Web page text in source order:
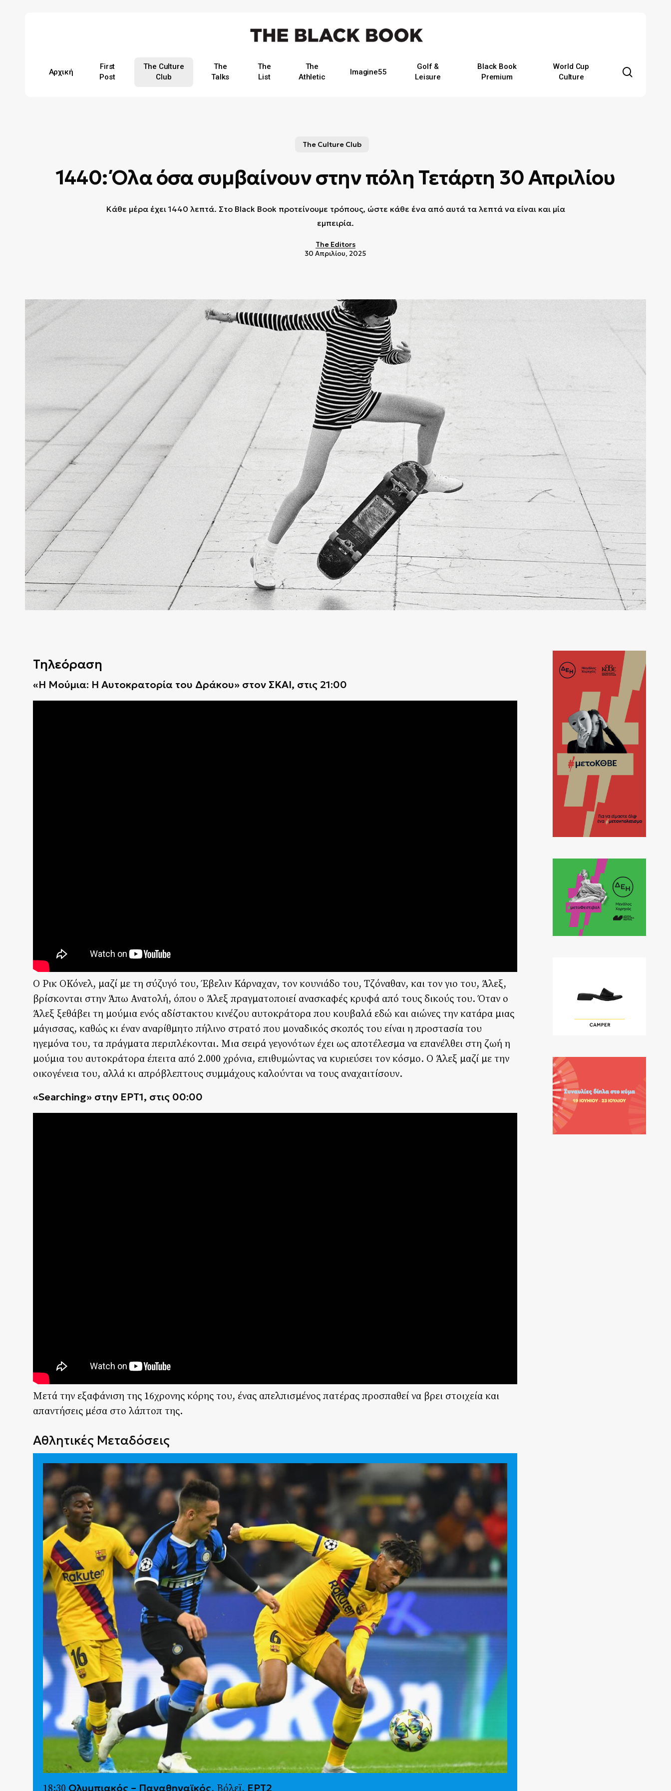
Αρχική
First
Post
The Culture
Club
The
Talks
The
List
The
Athletic
Imagine55
Golf &
Leisure
Black Book
Premium
World Cup
Culture
The Culture Club
1440: Όλα όσα συμβαίνουν στην πόλη Τετάρτη 30 Απριλίου
Κάθε μέρα έχει 1440 λεπτά. Στο Black Book προτείνουμε τρόπους, ώστε κάθε ένα από αυτά τα λεπτά να είναι και μία
εμπειρία.
The Editors
30 Απριλίου, 2025
Τηλεόραση
«Η Μούμια: Η Αυτοκρατορία του Δράκου» στον ΣΚΑΙ, στις 21:00
Ο Ρικ ΟΚόνελ, μαζί με τη σύζυγό του, Έβελιν Κάρναχαν, τον κουνιάδο του, Τζόναθαν, και τον γιο του, Άλεξ,
βρίσκονται στην Άπω Ανατολή, όπου ο Άλεξ πραγματοποιεί ανασκαφές κρυφά από τους δικούς του. Όταν ο
Άλεξ ξεθάβει τη μούμια ενός αδίστακτου κινέζου αυτοκράτορα που κουβαλά εδώ και αιώνες την κατάρα μιας
μάγισσας, καθώς κι έναν αναρίθμητο πήλινο στρατό που μοναδικός σκοπός του είναι η προστασία του
ηγεμόνα του, τα πράγματα περιπλέκονται. Μια σειρά γεγονότων έχει ως αποτέλεσμα να επανέλθει στη ζωή η
μούμια του αυτοκράτορα έπειτα από 2.000 χρόνια, επιθυμώντας να κυριεύσει τον κόσμο. Ο Άλεξ μαζί με την
οικογένεια του, αλλά κι απρόβλεπτους συμμάχους καλούνται να τους αναχαιτίσουν.
«Searching» στην ΕΡΤ1, στις 00:00
Μετά την εξαφάνιση της 16χρονης κόρης του, ένας απελπισμένος πατέρας προσπαθεί να βρει στοιχεία και
απαντήσεις μέσα στο λάπτοπ της.
Αθλητικές Μεταδόσεις
Ολυμπιακός – Παναθηναϊκός ΕΡΤ2